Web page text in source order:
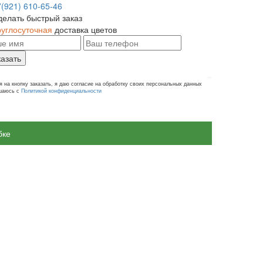
610-65-46
быстрый заказ
доставка цветов
на кнопку заказать, я даю согласие на обработку своих персональных данных
с Политикой конфиденциальности